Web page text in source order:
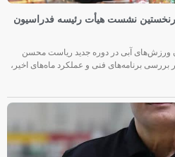
نشست هیأت رئیسه فدراسیون
آبی در دوره جدید ریاست محسن
برنامه‌های فنی و عملکرد ماه‌های اخیر،